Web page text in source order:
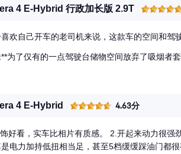
4 E-Hybrid 行政加长版 2.9T
喜欢自己开车的老司机来说，这款车的空间和驾
**为了仅有的一点驾驶台储物空间放弃了吸烟者
4 E-Hybrid 4.63分
饰好看，实车比相片有质感。 2.开起来动力很
电力加持低扭相当足，甚至5档缓缓踩油门都